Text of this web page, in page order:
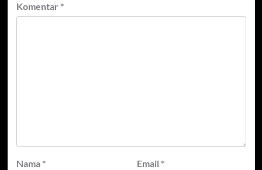
Komentar *
Nama * Email *